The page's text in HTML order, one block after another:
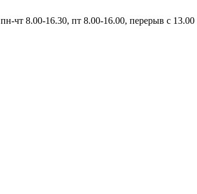
пн-чт 8.00-16.30, пт 8.00-16.00, перерыв с